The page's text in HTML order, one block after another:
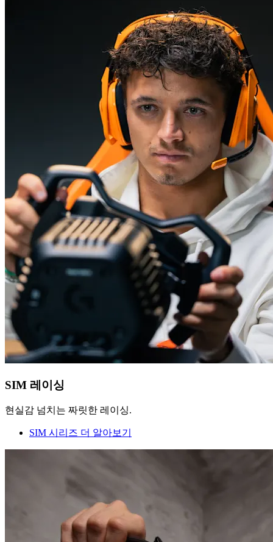
SIM 레이싱
현실감 넘치는 짜릿한 레이싱.
SIM 시리즈 더 알아보기